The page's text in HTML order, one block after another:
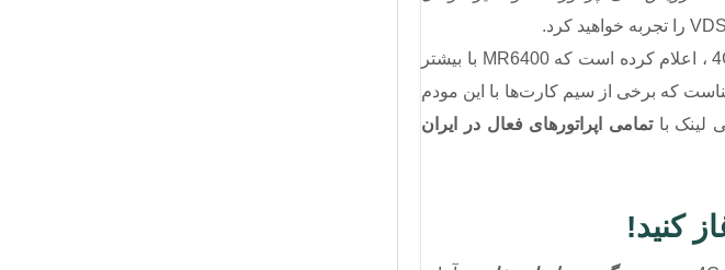
یک نکته دیگر را هم بد نیست بدانید، تی پی لینک در سایت خود و در صفحه محصول این مودم 4G ، اعلام کرده است که MR6400 با بیشتر
که برخی از سیم کارت‌ها با این مودم
لینک باتمامی اپراتورهای فعال در ایران
کنید!